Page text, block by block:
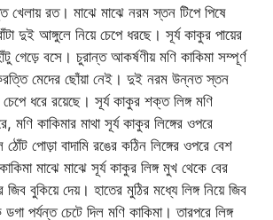
খেলায় রত। মাঝে মাঝে নরম স্তন টিপে পিষে
দুই আঙ্গুলে নিয়ে চেপে ধরছে। সূর্য কাকুর পায়ের
গেড়ে বসে। চুরান্ত আকর্ষণীয় মণি কাকিমা সম্পূর্ণ
মেদের ছোঁয়া নেই। দুই নরম উন্নত স্তন
ধরে রয়েছে। সূর্য কাকুর শক্ত লিঙ্গ মণি
মণি কাকিমার মাথা সূর্য কাকুর লিঙ্গের ওপরে
পোড়া বাদামি রঙের কঠিন লিঙ্গের ওপরে বেশ
মাঝে মাঝে সূর্য কাকুর লিঙ্গ মুখ থেকে বের
বুকিয়ে দেয়। হাতের মুঠির মধ্যে লিঙ্গ নিয়ে জিব
পর্যন্ত চেটে দিল মণি কাকিমা। তারপরে লিঙ্গ